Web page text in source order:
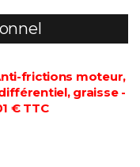
frictions moteur,
graisse -
€ TTC